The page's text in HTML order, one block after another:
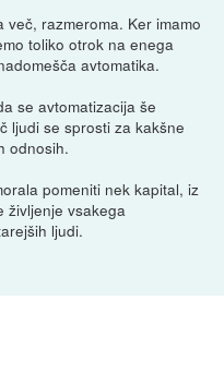
razmeroma. Ker imamo
toliko otrok na enega
avtomatika.
se avtomatizacija še
ljudi se sprosti za kakšne
odnosih.
pomeniti nek kapital, iz
življenje vsakega
ljudi.